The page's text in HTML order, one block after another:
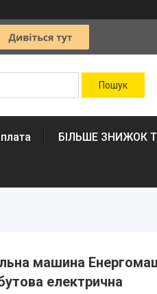
БІЛЬШЕ ЗНИЖОК
машина
електрична